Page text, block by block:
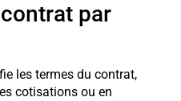
par
les termes du contrat,
cotisations ou en